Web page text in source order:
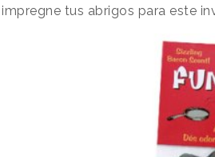
tus abrigos para este